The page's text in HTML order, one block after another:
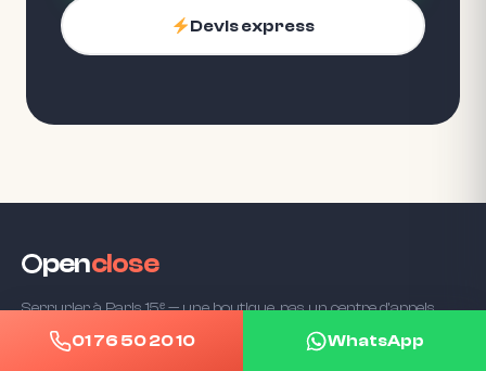
Devis express
penclose
Serrurier à Paris 15ᵉ — une boutique, pas un centre d'appels.
☎ 01 76 50 20 10
01 76 50 20 10 WhatsApp